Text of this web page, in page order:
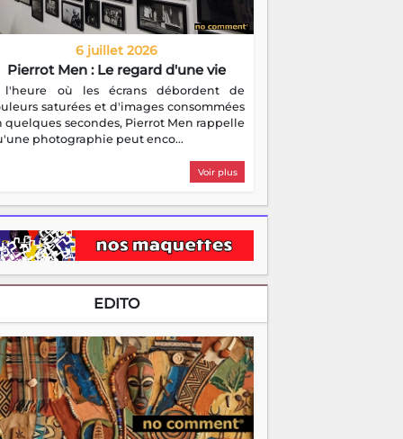
6 juillet 2026
Pierrot Men : Le regard d'une vie
l'heure où les écrans débordent de
saturées et d'images consommées
quelques secondes, Pierrot Men rappelle
photographie peut enco...
Voir plus
EDITO